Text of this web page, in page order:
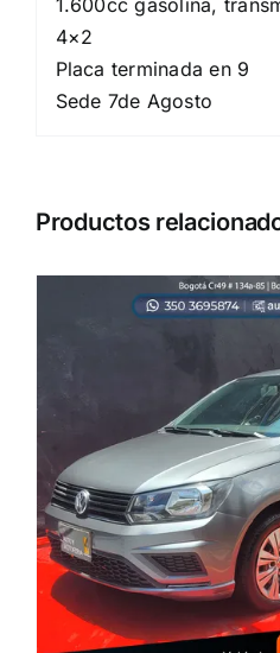
4×2
Placa terminada en 9
Sede 7de Agosto
Productos